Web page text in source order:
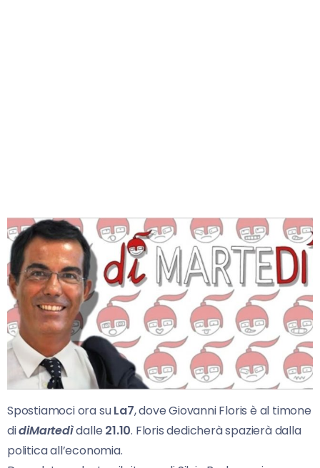
Spostiamoci ora suLa7, dove Giovanni Floris è al timone
didiMartedìdalle 21.10. Floris dedicherà spazierà dalla
politica all’economia.